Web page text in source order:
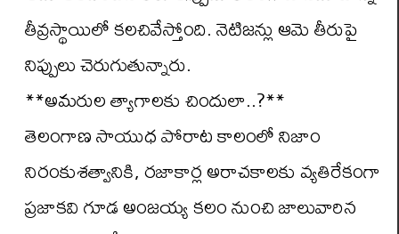
తీవ్రస్థాయిలో కలచివేస్తోంది. నెటిజన్లు ఆమె తీరుపై
నిప్పులు చెరుగుతున్నారు.
**అమరుల త్యాగాలకు చిందులా..?**
తెలంగాణ సాయుధ పోరాట కాలంలో నిజాం
నిరంకుశత్వానికి, రజాకార్ల అరాచకాలకు వ్యతిరేకంగా
ప్రజాకవి గూడ అంజయ్య కలం నుంచి జాలువారిన